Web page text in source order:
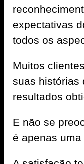
expectativas
todos os
Muitos
suas histórias
resultados
E não se
é apenas